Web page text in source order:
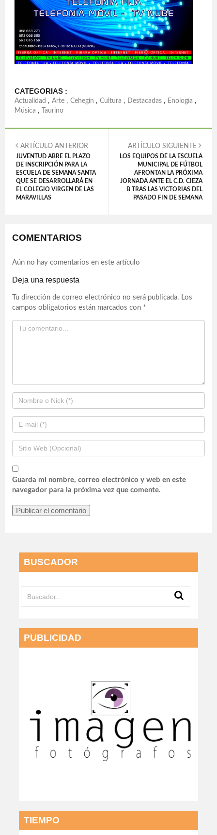
CATEGORIAS :
Actualidad , Arte , Cehegín , Cultura , Destacadas , Enología ,
Música , Taurino
ARTÍCULO ANTERIOR
JUVENTUD ABRE EL PLAZO
DE INSCRIPCIÓN PARA LA
ESCUELA DE SEMANA SANTA
QUE SE DESARROLLARÁ EN
EL COLEGIO VIRGEN DE LAS
MARAVILLAS
ARTÍCULO SIGUIENTE
LOS EQUIPOS DE LA ESCUELA
MUNICIPAL DE FÚTBOL
AFRONTAN LA PRÓXIMA
JORNADA ANTE EL C.D. CIEZA
B TRAS LAS VICTORIAS DEL
PASADO FIN DE SEMANA
COMENTARIOS
Aún no hay comentarios en este artículo
Deja una respuesta
Tu dirección de correo electrónico no será publicada. Los
campos obligatorios están marcados con *
Guarda mi nombre, correo electrónico y web en este
navegador para la próxima vez que comente.
BUSCADOR
PUBLICIDAD
TIEMPO